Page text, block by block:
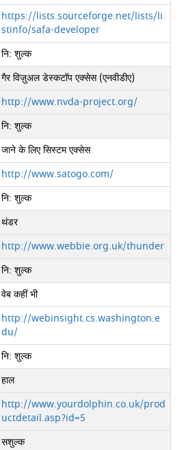
https://lists.sourceforge.net/lists/li
stinfo/safa-developer
नि: शुल्क
गैर विज़ुअल डेस्कटॉप एक्सेस (एनवीडीए)
http://www.nvda-project.org/
नि: शुल्क
जाने के लिए सिस्टम एक्सेस
http://www.satogo.com/
नि: शुल्क
थंडर
http://www.webbie.org.uk/thunder
नि: शुल्क
वेब कहीं भी
http://webinsight.cs.washington.e
du/
नि: शुल्क
हाल
http://www.yourdolphin.co.uk/prod
uctdetail.asp?id=5
सशुल्क